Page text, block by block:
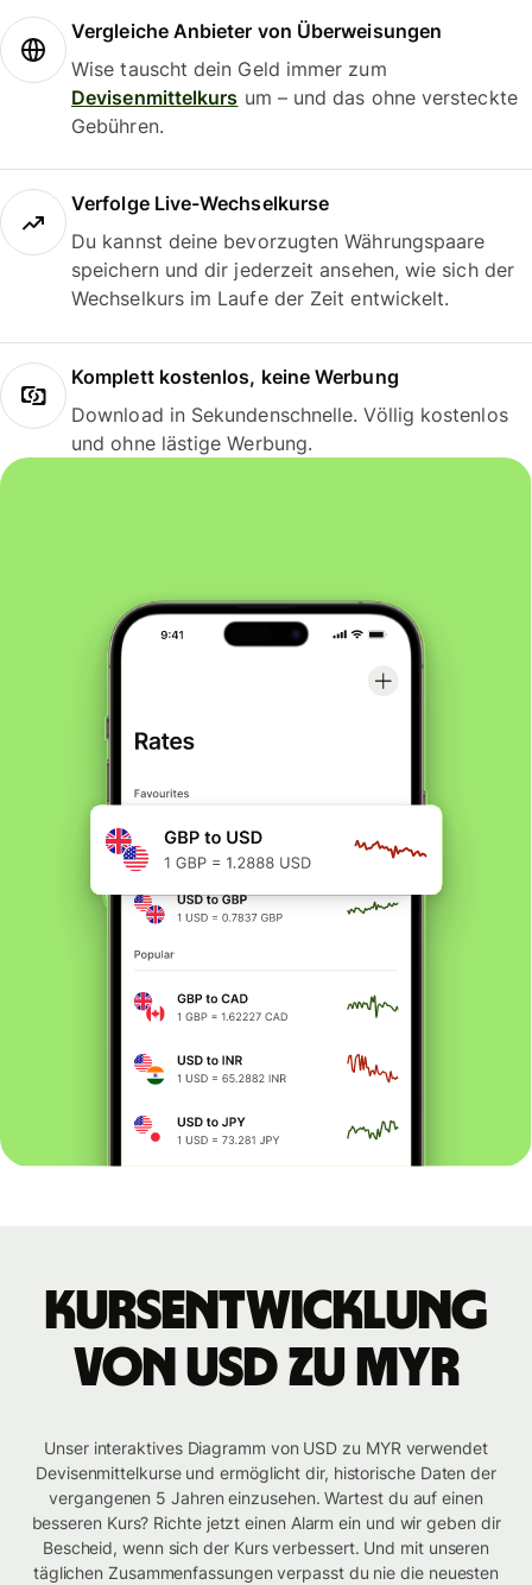
Vergleiche Anbieter von Überweisungen
Wise tauscht dein Geld immer zum
Devisenmittelkurs um – und das ohne versteckte
Gebühren.
Verfolge Live-Wechselkurse
Du kannst deine bevorzugten Währungspaare
speichern und dir jederzeit ansehen, wie sich der
Wechselkurs im Laufe der Zeit entwickelt.
Komplett kostenlos, keine Werbung
Download in Sekundenschnelle. Völlig kostenlos
und ohne lästige Werbung.
Kursentwicklung
von USD zu MYR
Unser interaktives Diagramm von USD zu MYR verwendet
Devisenmittelkurse und ermöglicht dir, historische Daten der
vergangenen 5 Jahren einzusehen. Wartest du auf einen
besseren Kurs? Richte jetzt einen Alarm ein und wir geben dir
Bescheid, wenn sich der Kurs verbessert. Und mit unseren
täglichen Zusammenfassungen verpasst du nie die neuesten